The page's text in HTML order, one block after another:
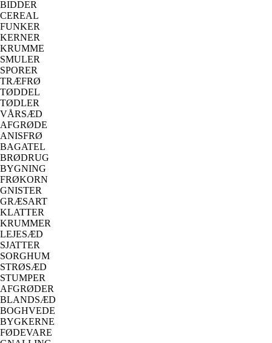
BIDDER
CEREAL
FUNKER
KERNER
KRUMME
SMULER
SPORER
TRÆFRØ
TØDDEL
TØDLER
VÅRSÆD
AFGRØDE
ANISFRØ
BAGATEL
BRØDRUG
BYGNING
FRØKORN
GNISTER
GRÆSART
KLATTER
KRUMMER
LEJESÆD
SJATTER
SORGHUM
STRØSÆD
STUMPER
AFGRØDER
BLANDSÆD
BOGHVEDE
BYGKERNE
FØDEVARE